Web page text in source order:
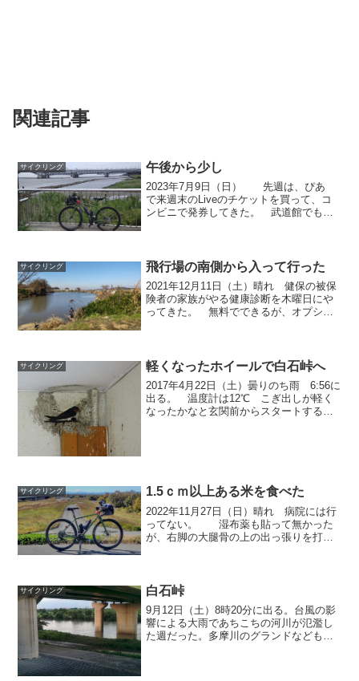
関連記事
サイクリング 午後から少し
2023年7月9日（日） 先週は、ぴあ
で来週末のLiveのチケットを買って、コ
ンビニで発券してきた。 武道館でもコ
クレージーのゲー...
サイクリング 飛行場の南側から入って行った
2021年12月11日（土）晴れ 健保の被保
険者の家族がやる健康診断を木曜日にや
ってきた。 無料でできるが、オプショ
心電図も検査し...
サイクリング 軽くなったホイールで白石峠へ
2017年4月22日（土）曇りのち雨 6:56に
出る。 温度計は12℃ こぎ出しが軽く
なったかなと玄関前からスタートする
サイクリング 1.5ｃｍ以上ある米を食べた
2022年11月27日（日）晴れ 病院には行
ってない。 湿布薬も貼って無かった
が、右脚の大腿骨の上の出っ張りを打っ
に出た。 温...
サイクリング 白石峠
9月12日（土）8時20分に出る。台風の影
響による大雨であちこちの河川が氾濫し
た週だった。多摩川のグランドなども水